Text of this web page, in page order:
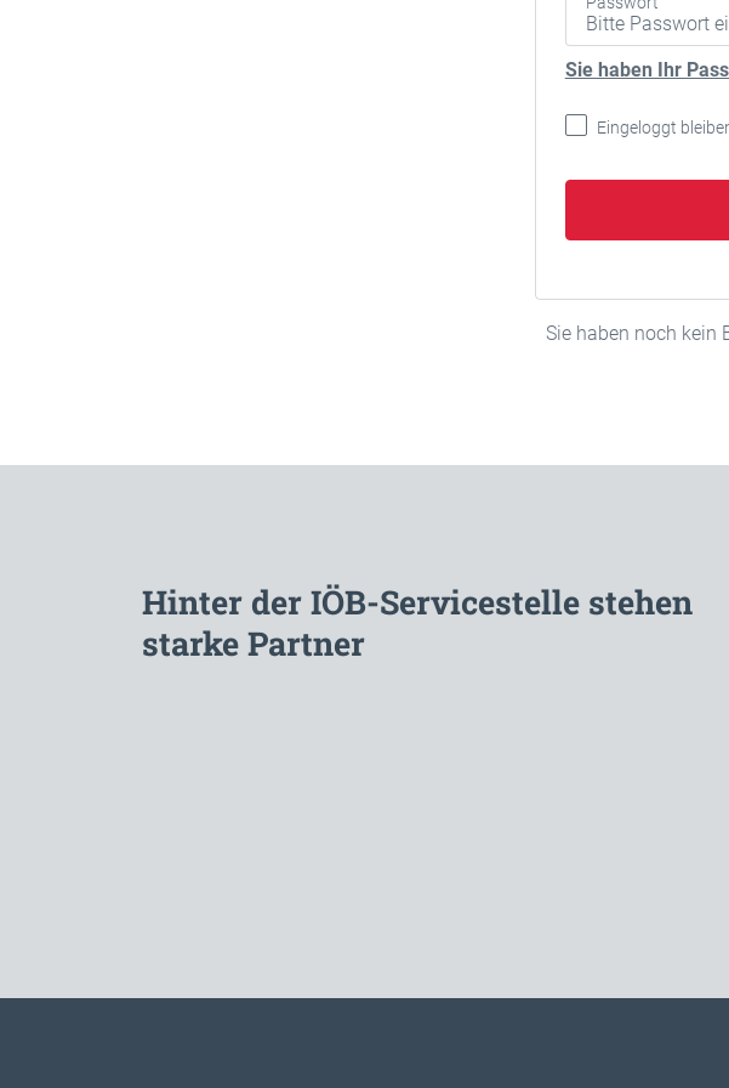
Sie haben Ihr
Eingeloggt
Sie haben noch kein
Hinter der IÖB-Servicestelle stehen
starke Partner